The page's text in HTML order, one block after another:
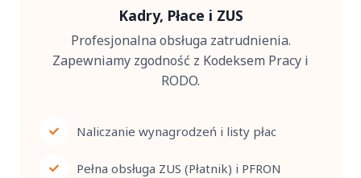
Kadry, Płace i ZUS
Profesjonalna obsługa zatrudnienia.
Zapewniamy zgodność z Kodeksem Pracy i
RODO.
Naliczanie wynagrodzeń i listy płac
Pełna obsługa ZUS (Płatnik) i PFRON